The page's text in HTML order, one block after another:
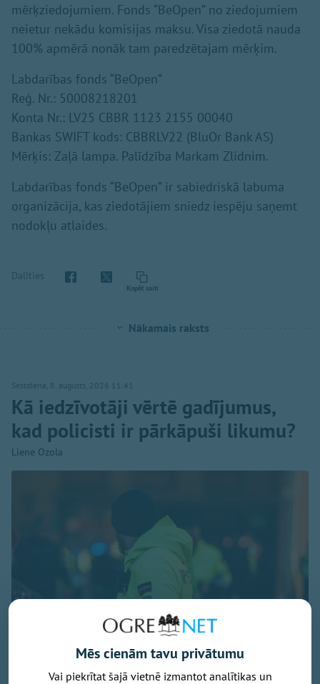
mērķziedojumiem. Fonds “BeOpen” no ziedojumiem
neietur nekādu komisijas maksu. Visa ziedotā nauda
100% apmērā nonāk tam paredzētajam mērķim.
Labdarības fonds “BeOpen”
Reģ. Nr.: 50008218201
Konta Nr.: LV25 CBBR 1123 2155 00040
Bankas SWIFT kods: CBBRLV22 (BluOr Bank AS)
Mērķis: Zaļā lampa. Palīdzība Markam Zlidnim.
Labdarības fonds “BeOpen” ir sabiedriskā labuma
organizācija, kas ziedotājiem sniedz iespēju saņemt
nodokļu atlaides.
Dalīties
Kopēt saiti
Nākamais raksts
Sestdiena, 8. augusts, 2026 11:41
Kā iedzīvotāji vērtē gadījumus,
kad policisti ir pārkāpuši likumu?
Liene Ozola
Mēs cienām tavu privātumu
Vai piekrītat šajā vietnē izmantot analītikas un